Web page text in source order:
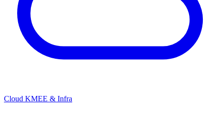
Cloud KMEE & Infra